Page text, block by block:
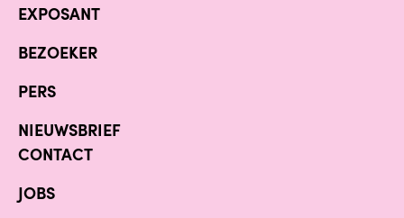
EXPOSANT
BEZOEKER
PERS
NIEUWSBRIEF
CONTACT
JOBS